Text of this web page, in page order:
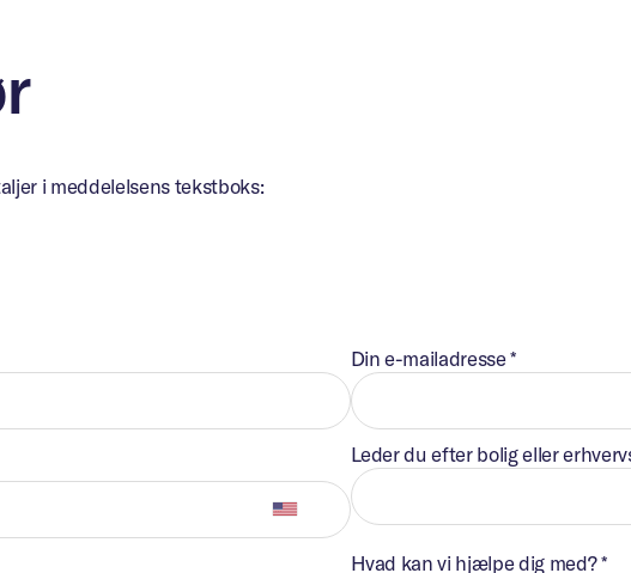
i meddelelsens tekstboks:
Din e-mailadresse*
Leder du efter bolig eller
Hvad kan vi hjælpe dig med?*